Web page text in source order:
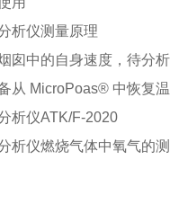
析仪测量原理
囱中的自身速度，待分
从 MicroPoas® 中恢复
析仪ATK/F-2020
析仪燃烧气体中氧气的测